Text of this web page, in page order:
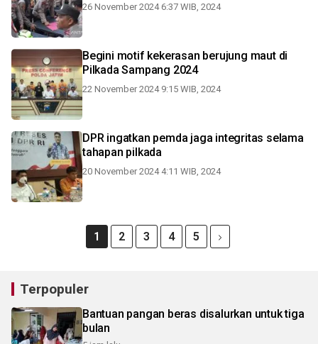
26 November 2024 6:37 WIB, 2024
Begini motif kekerasan berujung maut di
Pilkada Sampang 2024
22 November 2024 9:15 WIB, 2024
DPR ingatkan pemda jaga integritas selama
tahapan pilkada
20 November 2024 4:11 WIB, 2024
1 2 3 4 5
Terpopuler
Bantuan pangan beras disalurkan untuk tiga
bulan